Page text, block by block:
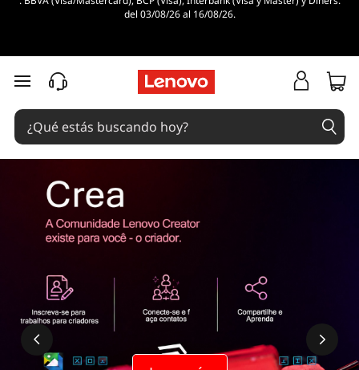
del 03/08/26 al 16/08/26.
Ir al contenido principal